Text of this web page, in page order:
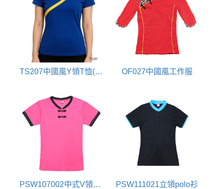
TS207中國風Y領T恤(漢服改良Y領) OF027中國風工作服
PSW107002中式V領POLO衫(中國扣) PSW111021立領polo衫